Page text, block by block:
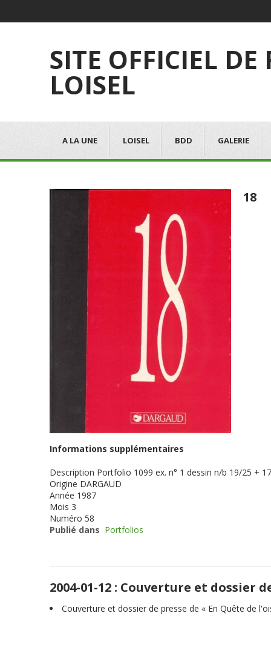
SITE OFFICIEL DE
LOISEL
A LA UNE LOISEL BDD GALERIE
18
Informations supplémentaires
Description Portfolio 1099 ex. n° 1 dessin n/b 19/25 +
Origine DARGAUD
Année 1987
Mois 3
Numéro 58
Publié dans Portfolios
2004-01-12 : Couverture et dossier
Couverture et dossier de presse de « En Quête de